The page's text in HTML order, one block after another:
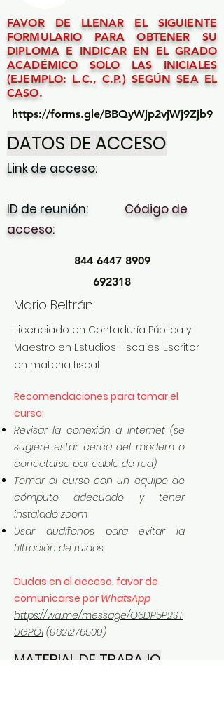
FAVOR DE LLENAR EL SIGUIENTE
FORMULARIO PARA OBTENER SU
DIPLOMA E INDICAR EN EL GRADO
ACADÉMICO SOLO LAS INICIALES
(EJEMPLO: L.C., C.P.) SEGÚN SEA EL
CASO.
https://forms.gle/BBQyWjp2vjWj9Zjb9
DATOS DE ACCESO
Link de acceso:
ID de reunión: Código de
acceso:
844 6447 8909
692318
Mario Beltrán
Licenciado en Contaduría Pública y
Maestro en Estudios Fiscales. Escritor
en materia fiscal.
Recomendaciones para tomar el
curso:
Revisar la conexión a internet (se
sugiere estar cerca del modem o
conectarse por cable de red)
Tomar el curso con un equipo de
cómputo adecuado y tener
instalado zoom
Usar audífonos para evitar la
filtración de ruidos
Dudas en el acceso, favor de
comunicarse por WhatsApp
https://wa.me/message/O6DP5P2ST
UGPO1 (9621276509)
MATERIAL DE TRABAJO